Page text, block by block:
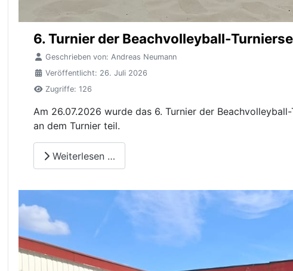
6. Turnier der Beachvolleyball-
Geschrieben von: Andreas Neumann
Veröffentlicht: 26. Juli 2026
Zugriffe: 126
Am 26.07.2026 wurde das 6. Turnier der
an dem Turnier teil.
Weiterlesen …